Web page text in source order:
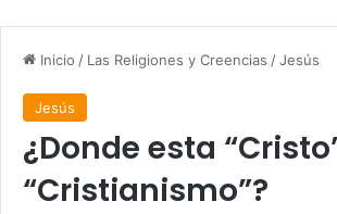
Inicio / Las Religiones y Creencias /Jesús
Jesús
¿Donde esta
“Cristianismo”?